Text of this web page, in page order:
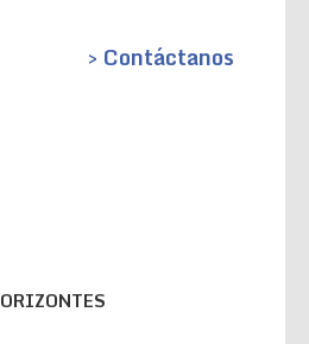
> Contáctanos